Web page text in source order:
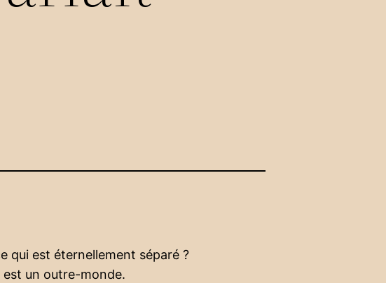
qui est éternellement séparé ?
est un outre-monde.